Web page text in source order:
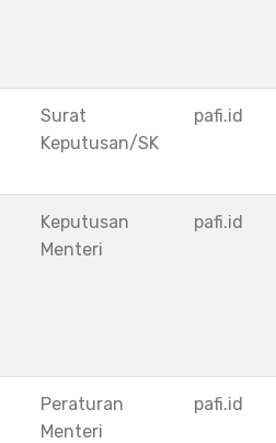
Surat
Keputusan/SK
pafi.id
Keputusan
Menteri
pafi.id
Peraturan
Menteri
pafi.id